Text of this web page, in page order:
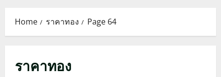
Home ราคาทอง Page 64
ราคาทอง